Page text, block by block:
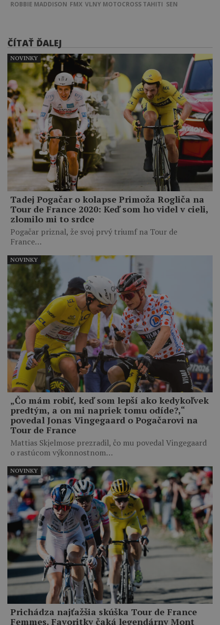
ROBBIE MADDISON FMX VLNY MOTOCROSS TAHITI SEN
ČÍTAŤ ĎALEJ
Tadej Pogačar o kolapse Primoža Rogliča na
Tour de France 2020: Keď som ho videl v cieli,
zlomilo mi to srdce
Pogačar priznal, že svoj prvý triumf na Tour de
France…
NOVINKY
„Čo mám robiť, keď som lepší ako kedykoľvek
predtým, a on mi napriek tomu odíde?,“
povedal Jonas Vingegaard o Pogačarovi na
Tour de France
Mattias Skjelmose prezradil, čo mu povedal Vingegaard
o rastúcom výkonnostnom…
NOVINKY
Prichádza najťažšia skúška Tour de France
Femmes. Favoritky čaká legendárny Mont
NOVINKY